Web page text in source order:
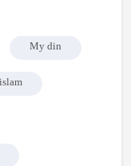
My din